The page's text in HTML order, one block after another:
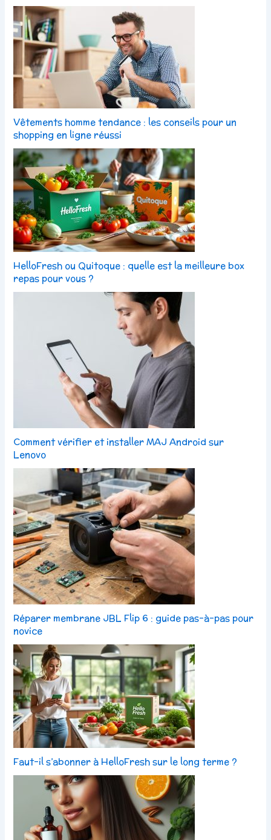
Vêtements homme tendance : les conseils pour un
shopping en ligne réussi
HelloFresh ou Quitoque : quelle est la meilleure box
repas pour vous ?
Comment vérifier et installer MAJ Android sur
Lenovo
Réparer membrane JBL Flip 6 : guide pas-à-pas pour
novice
Faut-il s’abonner à HelloFresh sur le long terme ?